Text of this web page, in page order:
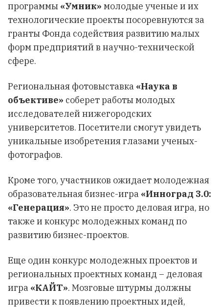
программы «Умник» молодые ученые и их
технологические проекты посоревнуются за
гранты Фонда содействия развитию малых
форм предприятий в научно-технической
сфере.
Региональная фотовыставка «Наука в
объективе» соберет работы молодых
исследователей нижегородских
университетов. Посетители смогут увидеть
уникальные изобретения глазами ученых-
фотографов.
Кроме того, участников ожидает молодежная
образовательная бизнес-игра «Инноград 3.0:
«Генерация». Это не просто деловая игра, но
также и конкурс молодежных команд по
развитию бизнес-проектов.
Еще один конкурс молодежных проектов и
региональных проектных команд – деловая
игра «КАЙТ». Мозговые штурмы должны
привести к появлению проектных идей,